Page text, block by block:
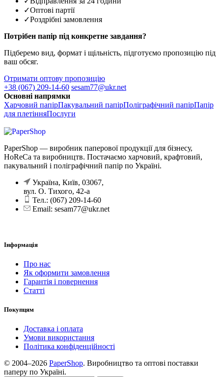
✓Оптові партії
✓Роздрібні замовлення
Потрібен папір під конкретне завдання?
Підберемо вид, формат і щільність, підготуємо пропозицію під
ваш обсяг.
Отримати оптову пропозицію
+38 (067) 209-14-60 sesam77@ukr.net
Основні напрямки
Харчовий папірПакувальний папірПоліграфічний папірПапір
для плетінняПослуги
PaperShop — виробник паперової продукції для бізнесу,
HoReCa та виробництв. Постачаємо харчовий, крафтовий,
пакувальний і поліграфічний папір по Україні.
Україна, Київ, 03067,
вул. О. Тихого, 42-а
Тел.: (067) 209-14-60
Email: sesam77@ukr.net
Інформація
Про нас
Як оформити замовлення
Гарантія і повернення
Статті
Покупцям
Доставка і оплата
Умови використання
Політика конфіденційності
© 2004–2026 PaperShop. Виробництво та оптові поставки
паперу по Україні.